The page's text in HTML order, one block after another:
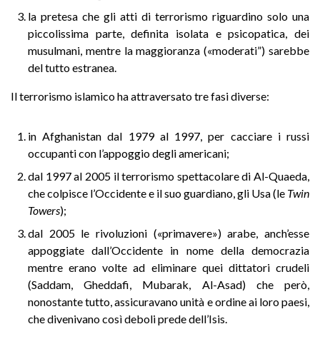
la pretesa che gli atti di terrorismo riguardino solo una
piccolissima parte, definita isolata e psicopatica, dei
musulmani, mentre la maggioranza («moderati”) sarebbe
del tutto estranea.
Il terrorismo islamico ha attraversato tre fasi diverse:
in Afghanistan dal 1979 al 1997, per cacciare i russi
occupanti con l’appoggio degli americani;
dal 1997 al 2005 il terrorismo spettacolare di Al-Quaeda,
che colpisce l’Occidente e il suo guardiano, gli Usa (le Twin
Towers);
dal 2005 le rivoluzioni («primavere») arabe, anch’esse
appoggiate dall’Occidente in nome della democrazia
mentre erano volte ad eliminare quei dittatori crudeli
(Saddam, Gheddafi, Mubarak, Al-Asad) che però,
nonostante tutto, assicuravano unità e ordine ai loro paesi,
che divenivano così deboli prede dell’Isis.